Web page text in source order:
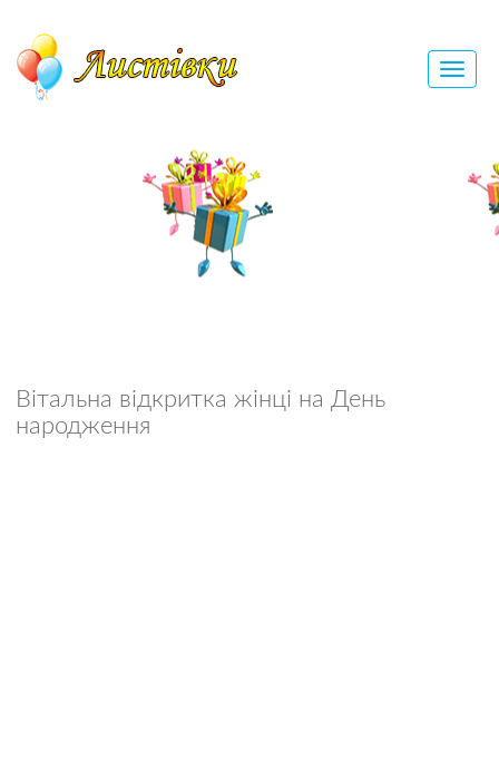
Вітальна відкритка жінці на День
народження